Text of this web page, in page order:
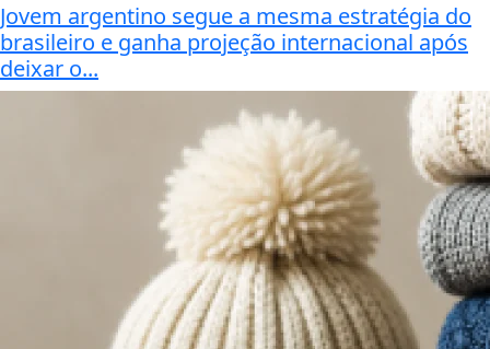
Jovem argentino segue a mesma estratégia do
brasileiro e ganha projeção internacional após
deixar o...